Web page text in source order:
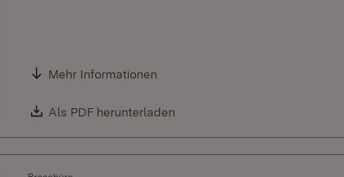
Mehr Informationen
Download:
Als PDF herunterladen